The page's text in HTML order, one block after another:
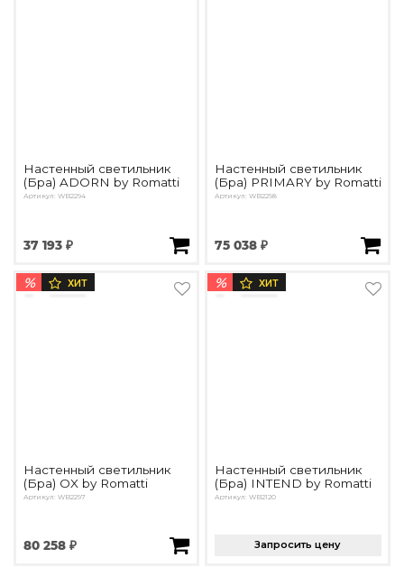
Настенный светильник
(Бра) ADORN by Romatti
Артикул: WB2294
37 193 ₽
Настенный светильник
(Бра) PRIMARY by Romatti
Артикул: WB2298
75 038 ₽
% ХИТ
Настенный светильник
(Бра) OX by Romatti
Артикул: WB2297
80 258 ₽
% ХИТ
Настенный светильник
(Бра) INTEND by Romatti
Артикул: WB2120
Запросить цену